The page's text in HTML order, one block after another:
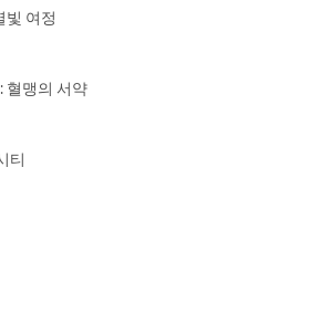
빛 여정
혈맹의 서약
티